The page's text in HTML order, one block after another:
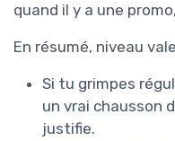
quand il y a une
En résumé, niveau
Si tu grimpes
un vrai chausson
justifie.